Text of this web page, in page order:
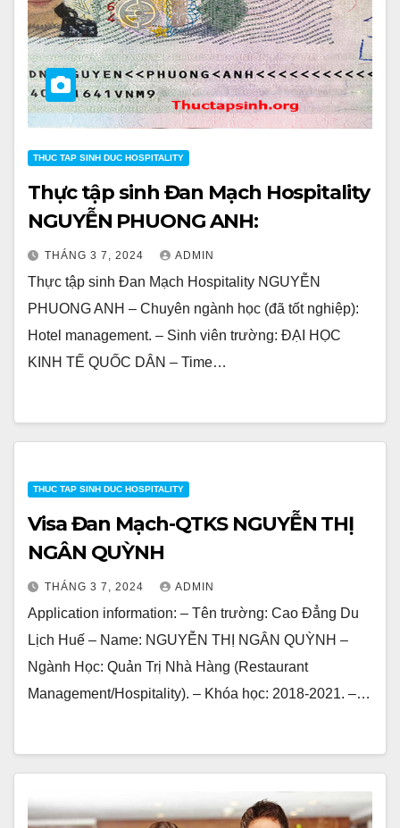
THUC TAP SINH DUC HOSPITALITY
Thực tập sinh Đan Mạch Hospitality
NGUYỄN PHUONG ANH:
THÁNG 3 7, 2024 ADMIN
Thực tập sinh Đan Mạch Hospitality NGUYỄN
PHUONG ANH – Chuyên ngành học (đã tốt nghiệp):
Hotel management. – Sinh viên trường: ĐẠI HỌC
KINH TẾ QUỐC DÂN – Time…
THUC TAP SINH DUC HOSPITALITY
Visa Đan Mạch-QTKS NGUYỄN THỊ
NGÂN QUỲNH
THÁNG 3 7, 2024 ADMIN
Application information: – Tên trường: Cao Đẳng Du
Lịch Huế – Name: NGUYỄN THỊ NGÂN QUỲNH –
Ngành Học: Quản Trị Nhà Hàng (Restaurant
Management/Hospitality). – Khóa học: 2018-2021. –…